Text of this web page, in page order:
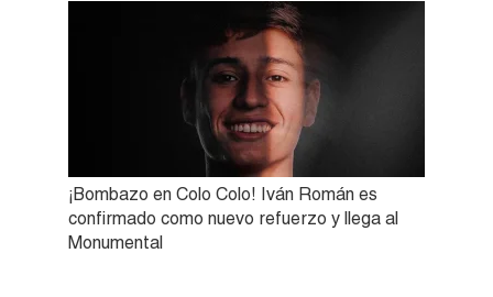
¡Bombazo en Colo Colo! Iván Román es
confirmado como nuevo refuerzo y llega al
Monumental